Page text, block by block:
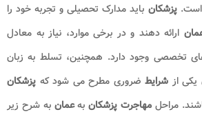
است.پزشکان باید مدارک تحصیلی و تجربه خود را
ارائه دهند و در برخی موارد، نیاز به معادل
تخصصی وجود دارد. همچنین، تسلط به زبان
یکی از شرایط ضروری مطرح می شود که پزشکان
مراحل مهاجرت پزشکان بهعمانبه شرح زیر